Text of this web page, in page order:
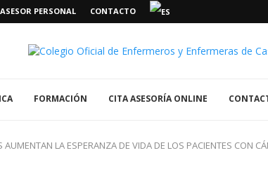
ASESOR PERSONAL CONTACTO
FORMACIÓN CITA ASESORÍA ONLINE
LA ESPERANZA DE VIDA DE LOS PACIENTES CON